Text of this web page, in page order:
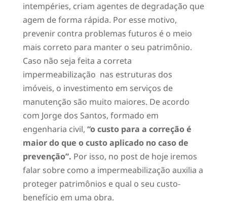
intempéries, criam agentes de degradação que
agem de forma rápida. Por esse motivo,
prevenir contra problemas futuros é o meio
mais correto para manter o seu patrimônio.
Caso não seja feita a correta
impermeabilização nas estruturas dos
imóveis, o investimento em serviços de
manutenção são muito maiores. De acordo
com Jorge dos Santos, formado em
engenharia civil, “o custo para a correção é
maior do que o custo aplicado no caso de
prevenção”. Por isso, no post de hoje iremos
falar sobre como a impermeabilização auxilia a
proteger patrimônios e qual o seu custo-
benefício em uma obra.